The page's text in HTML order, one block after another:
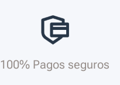
100% Pagos seguros